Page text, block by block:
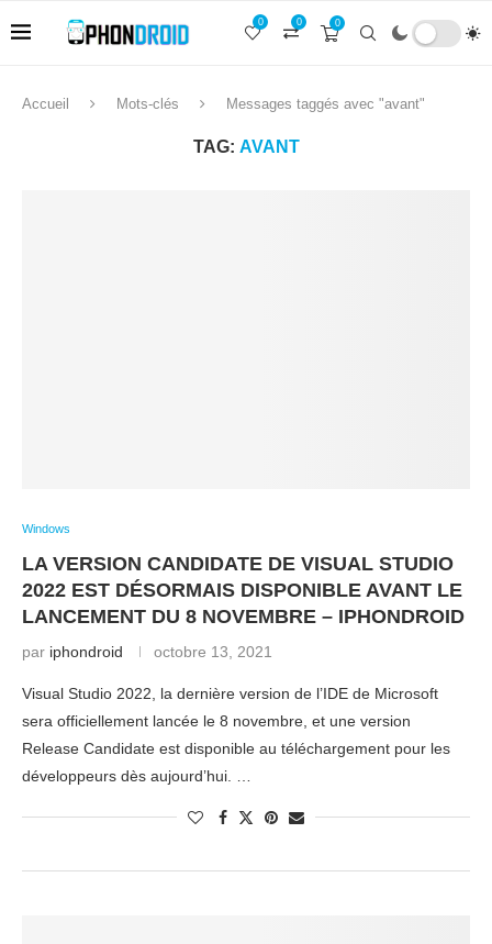
0
0
0
Accueil Mots-clés Messages taggés avec "avant"
TAG: AVANT
Windows
LA VERSION CANDIDATE DE VISUAL STUDIO
2022 EST DÉSORMAIS DISPONIBLE AVANT LE
LANCEMENT DU 8 NOVEMBRE – IPHONDROID
par iphondroid octobre 13, 2021
Visual Studio 2022, la dernière version de l’IDE de Microsoft
sera officiellement lancée le 8 novembre, et une version
Release Candidate est disponible au téléchargement pour les
développeurs dès aujourd’hui. …